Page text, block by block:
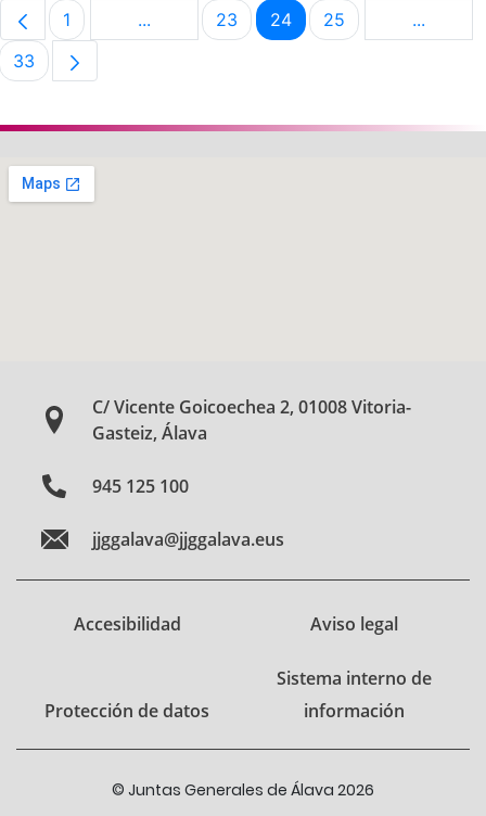
Página
1 ...Páginas intermedias Use TAB para
Página
23 Página
24 Página
25 ...
Página
33
C/ Vicente Goicoechea 2, 01008 Vitoria-
Gasteiz, Álava
945 125 100
jjggalava@jjggalava.eus
Accesibilidad Aviso legal
Protección de datos
Sistema interno de
información
© Juntas Generales de Álava 2026